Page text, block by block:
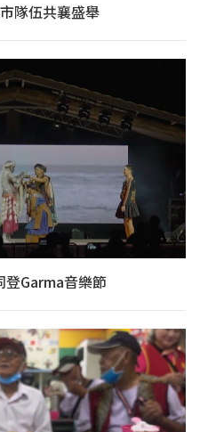
隊伍共襄盛舉
登Garma音樂節